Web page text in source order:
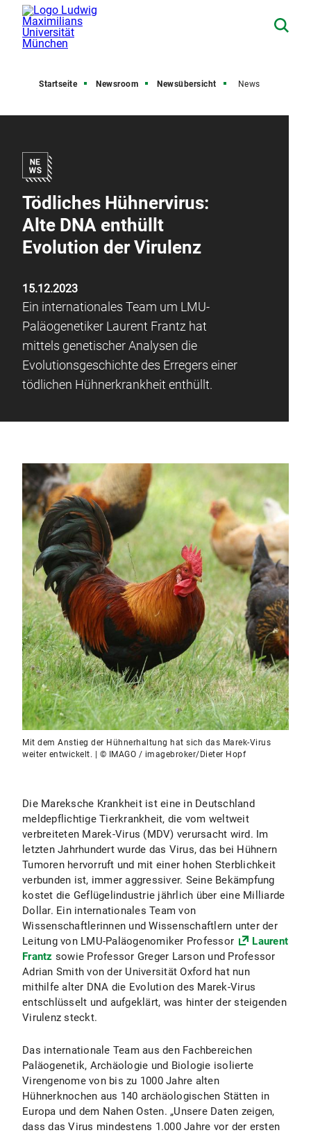
Startseite Newsroom Newsübersicht News
Tödliches Hühnervirus:
Alte DNA enthüllt
Evolution der Virulenz
15.12.2023
Ein internationales Team um LMU-
Paläogenetiker Laurent Frantz hat
mittels genetischer Analysen die
Evolutionsgeschichte des Erregers einer
tödlichen Hühnerkrankheit enthüllt.
Mit dem Anstieg der Hühnerhaltung hat sich das Marek-Virus
weiter entwickelt. | © IMAGO / imagebroker/Dieter Hopf
Die Mareksche Krankheit ist eine in Deutschland
meldepflichtige Tierkrankheit, die vom weltweit
verbreiteten Marek-Virus (MDV) verursacht wird. Im
letzten Jahrhundert wurde das Virus, das bei Hühnern
Tumoren hervorruft und mit einer hohen Sterblichkeit
verbunden ist, immer aggressiver. Seine Bekämpfung
kostet die Geflügelindustrie jährlich über eine Milliarde
Dollar. Ein internationales Team von
Wissenschaftlerinnen und Wissenschaftlern unter der
Leitung von LMU-Paläogenomiker Professor
Laurent
Frantz sowie Professor Greger Larson und Professor
Adrian Smith von der Universität Oxford hat nun
mithilfe alter DNA die Evolution des Marek-Virus
entschlüsselt und aufgeklärt, was hinter der steigenden
Virulenz steckt.
Das internationale Team aus den Fachbereichen
Paläogenetik, Archäologie und Biologie isolierte
Virengenome von bis zu 1000 Jahre alten
Hühnerknochen aus 140 archäologischen Stätten in
Europa und dem Nahen Osten. „Unsere Daten zeigen,
dass das Virus mindestens 1.000 Jahre vor der ersten